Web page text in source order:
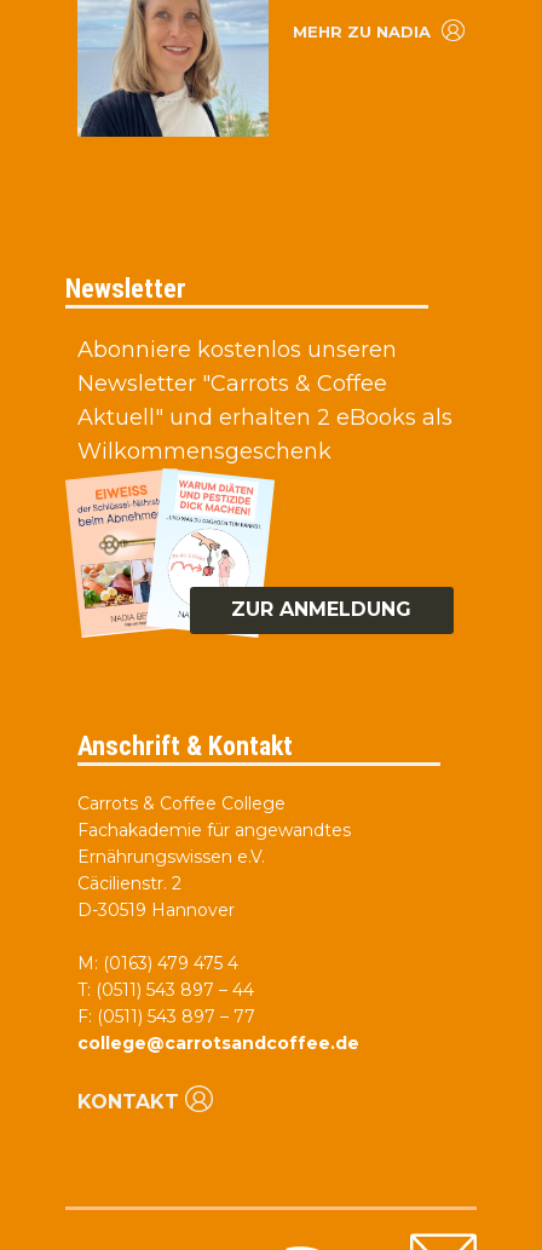
MEHR ZU NADIA
Newsletter
Abonniere kostenlos unseren
Newsletter "Carrots & Coffee
Aktuell" und erhalten 2 eBooks als
Wilkommensgeschenk
ZUR ANMELDUNG
Anschrift & Kontakt
Carrots & Coffee College
Fachakademie für angewandtes
Ernährungswissen e.V.
Cäcilienstr. 2
D-30519 Hannover
M: (0163) 479 475 4
T: (0511) 543 897 – 44
F: (0511) 543 897 – 77
college@carrotsandcoffee.de
KONTAKT